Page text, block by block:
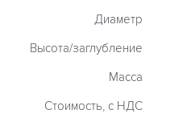
Диаметр
Высота/заглубление
Масса
Стоимость, с НДС